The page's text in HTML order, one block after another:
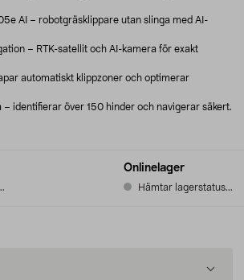
Onlinelager
Hämtar lagerstatus...
AI – robotgräsklippare utan slinga med AI-
– RTK-satellit och AI-kamera för exakt
automatiskt klippzoner och optimerar
– identifierar över 150 hinder och navigerar säkert.